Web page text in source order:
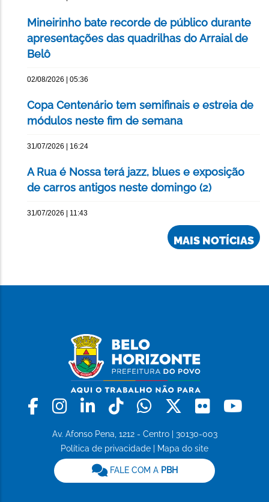
Mineirinho bate recorde de público durante
apresentações das quadrilhas do Arraial de
Belô
02/08/2026 | 05:36
Copa Centenário tem semifinais e estreia de
módulos neste fim de semana
31/07/2026 | 16:24
A Rua é Nossa terá jazz, blues e exposição
de carros antigos neste domingo (2)
31/07/2026 | 11:43
MAIS NOTÍCIAS
Facebook
Instagram
LinkedinTiktokWhatsapp
X Flickr
Av. Afonso Pena, 1212 - Centro | 30130-003
Política de privacidade
Mapa do site
FALE COM A PBH